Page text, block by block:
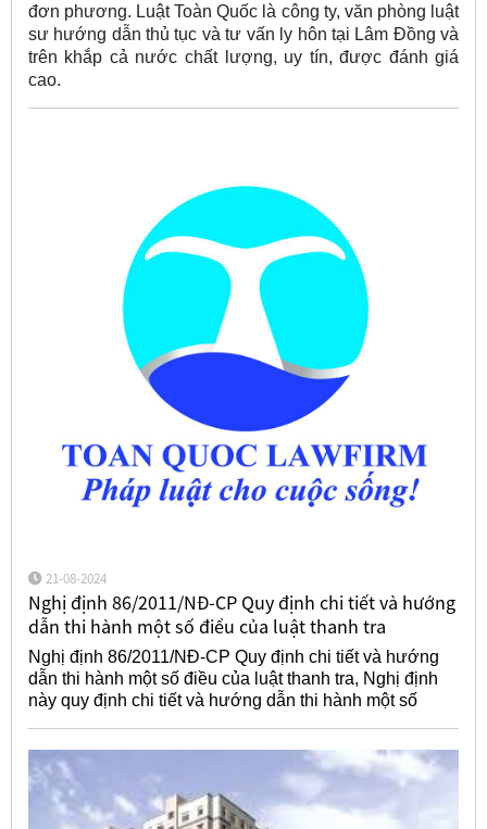
đơn phương. Luật Toàn Quốc là công ty, văn phòng luật
sư hướng dẫn thủ tục và tư vấn ly hôn tại Lâm Đồng và
trên khắp cả nước chất lượng, uy tín, được đánh giá
cao.
21-08-2024
Nghị định 86/2011/NĐ-CP Quy định chi tiết và hướng
dẫn thi hành một số điều của luật thanh tra
Nghị định 86/2011/NĐ-CP Quy định chi tiết và hướng
dẫn thi hành một số điều của luật thanh tra, Nghị định
này quy định chi tiết và hướng dẫn thi hành một số